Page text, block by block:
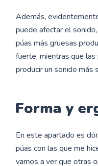
Además,
puede afectar el
púas más gruesas
fuerte, mientras que
producir un sonido más
Forma y
En este apartado es
púas con las que me
vamos a ver que otras